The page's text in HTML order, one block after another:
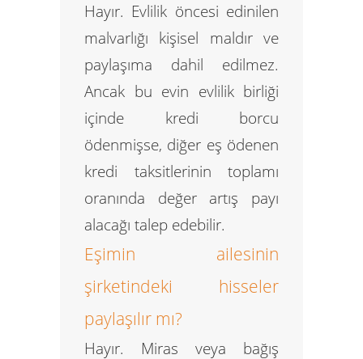
Hayır. Evlilik öncesi edinilen
malvarlığı kişisel maldır ve
paylaşıma dahil edilmez.
Ancak bu evin evlilik birliği
içinde kredi borcu
ödenmişse, diğer eş ödenen
kredi taksitlerinin toplamı
oranında değer artış payı
alacağı talep edebilir.
Eşimin ailesinin
şirketindeki hisseler
paylaşılır mı?
Hayır. Miras veya bağış